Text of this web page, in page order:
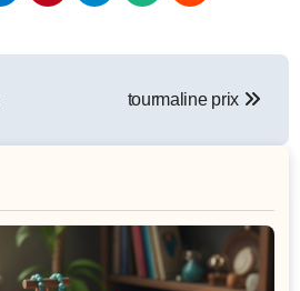
tourmaline prix